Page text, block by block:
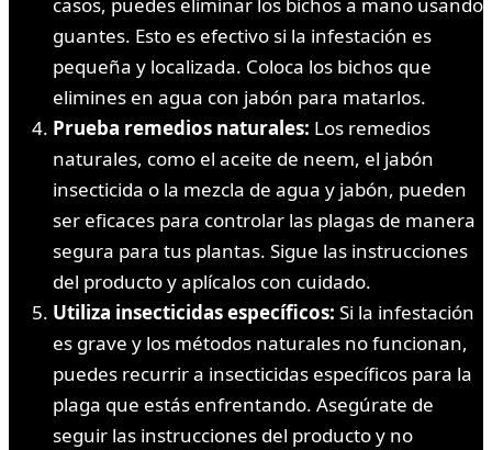
casos, puedes eliminar los bichos a mano usando
guantes. Esto es efectivo si la infestación es
pequeña y localizada. Coloca los bichos que
elimines en agua con jabón para matarlos.
Prueba remedios naturales: Los remedios
naturales, como el aceite de neem, el jabón
insecticida o la mezcla de agua y jabón, pueden
ser eficaces para controlar las plagas de manera
segura para tus plantas. Sigue las instrucciones
del producto y aplícalos con cuidado.
Utiliza insecticidas específicos: Si la infestación
es grave y los métodos naturales no funcionan,
puedes recurrir a insecticidas específicos para la
plaga que estás enfrentando. Asegúrate de
seguir las instrucciones del producto y no